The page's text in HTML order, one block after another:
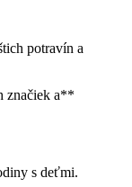
potravín a
a**
s deťmi.